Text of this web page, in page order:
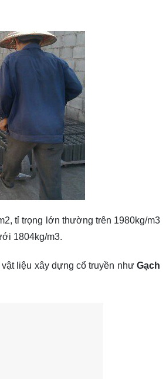
tỉ trọng lớn thường trên 1980kg/m3
1804kg/m3.
vật liệu xây dựng cổ truyền nhưGạch